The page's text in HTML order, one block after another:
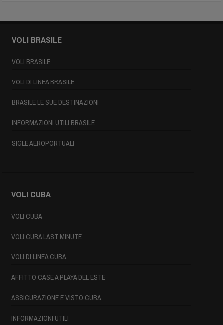
VOLI BRASILE
VOLI BRASILE
VOLI DI LINEA BRASILE
BRASILE LE SUE DESTINAZIONI
INFORMAZIONI UTILI BRASILE
SIGLE AEROPORTUALI
VOLI CUBA
VOLI CUBA
VOLI CUBA LAST MINUTE
VOLI DI LINEA CUBA
AFFITTO CASE A PLAYA DEL ESTE
ASSICURAZIONE E VISTO CUBA
INFORMAZIONI UTILI